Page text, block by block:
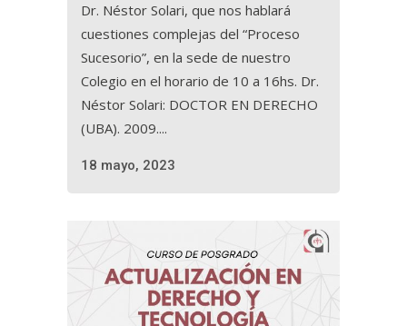
Dr. Néstor Solari, que nos hablará
cuestiones complejas del “Proceso
Sucesorio”, en la sede de nuestro
Colegio en el horario de 10 a 16hs. Dr.
Néstor Solari: DOCTOR EN DERECHO
(UBA). 2009....
18 mayo, 2023